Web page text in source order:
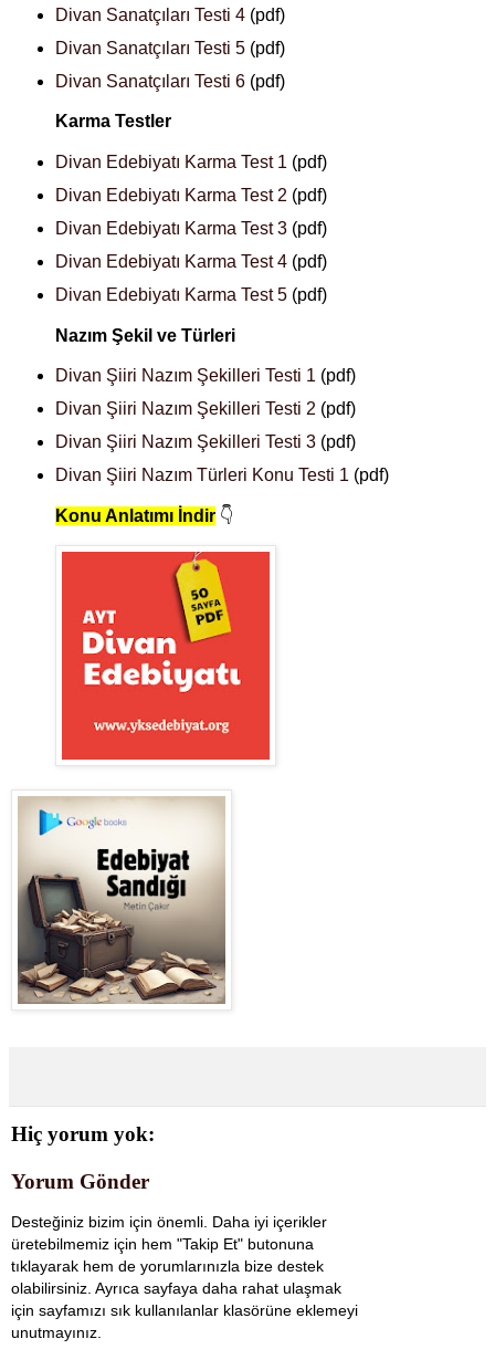
Divan Sanatçıları Testi 4(pdf)
Divan Sanatçıları Testi 5(pdf)
Divan Sanatçıları Testi 6(pdf)
Karma Testler
Divan Edebiyatı Karma Test 1 (pdf)
Divan Edebiyatı Karma Test 2 (pdf)
Divan Edebiyatı Karma Test 3 (pdf)
Divan Edebiyatı Karma Test 4(pdf)
Divan Edebiyatı Karma Test 5(pdf)
Nazım Şekil ve Türleri
Divan Şiiri Nazım Şekilleri Testi 1(pdf)
Divan Şiiri Nazım Şekilleri Testi 2 (pdf)
Divan Şiiri Nazım Şekilleri Testi 3(pdf)
Divan Şiiri Nazım Türleri Konu Testi 1 (pdf)
Konu Anlatımı İndir 👇
Hiç yorum yok:
Yorum Gönder
Desteğiniz bizim için önemli. Daha iyi içerikler
üretebilmemiz için hem "Takip Et" butonuna
tıklayarak hem de yorumlarınızla bize destek
olabilirsiniz. Ayrıca sayfaya daha rahat ulaşmak
için sayfamızı sık kullanılanlar klasörüne eklemeyi
unutmayınız.